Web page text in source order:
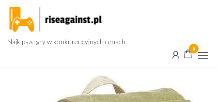
Przejdź
treści
Najlepsze gry w konkurencyjnych cenach
0